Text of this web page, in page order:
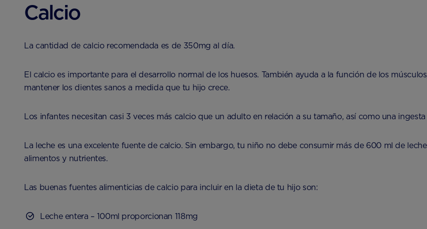
Calcio
La cantidad de calcio recomendada es de 350mg al día.
El calcio es importante para el desarrollo normal de los huesos. También ayuda a la función de los
mantener los dientes sanos a medida que tu hijo crece.
Los infantes necesitan casi 3 veces más calcio que un adulto en relación a su tamaño, así como una
La leche es una excelente fuente de calcio. Sin embargo, tu niño no debe consumir más de 600 ml de
alimentos y nutrientes.
Las buenas fuentes alimenticias de calcio para incluir en la dieta de tu hijo son:
Leche entera – 100ml proporcionan 118mg